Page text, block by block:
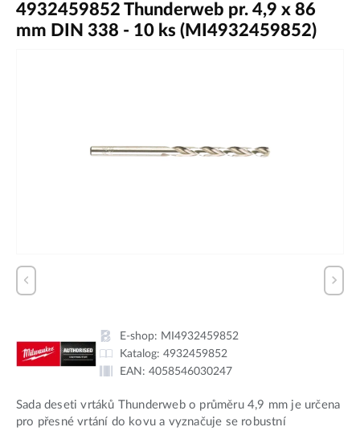
4932459852 Thunderweb pr. 4,9 x 86
mm DIN 338 - 10 ks (MI4932459852)
E-shop: MI4932459852
Katalog: 4932459852
EAN: 4058546030247
Sada deseti vrtáků Thunderweb o průměru 4,9 mm je určena
pro přesné vrtání do kovu a vyznačuje se robustní